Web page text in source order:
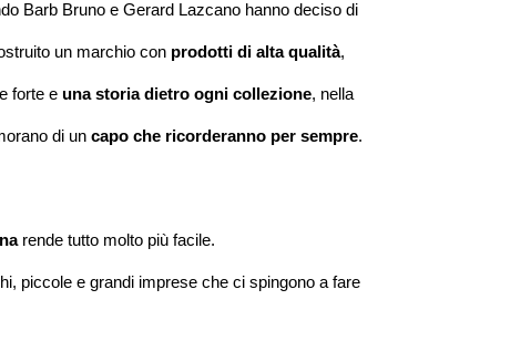
Barb Bruno e Gerard Lazcano hanno deciso di
un marchio con prodotti di alta qualità,
forte e una storia dietro ogni collezione, nella
di un capo che ricorderanno per sempre.
rende tutto molto più facile.
piccole e grandi imprese che ci spingono a fare